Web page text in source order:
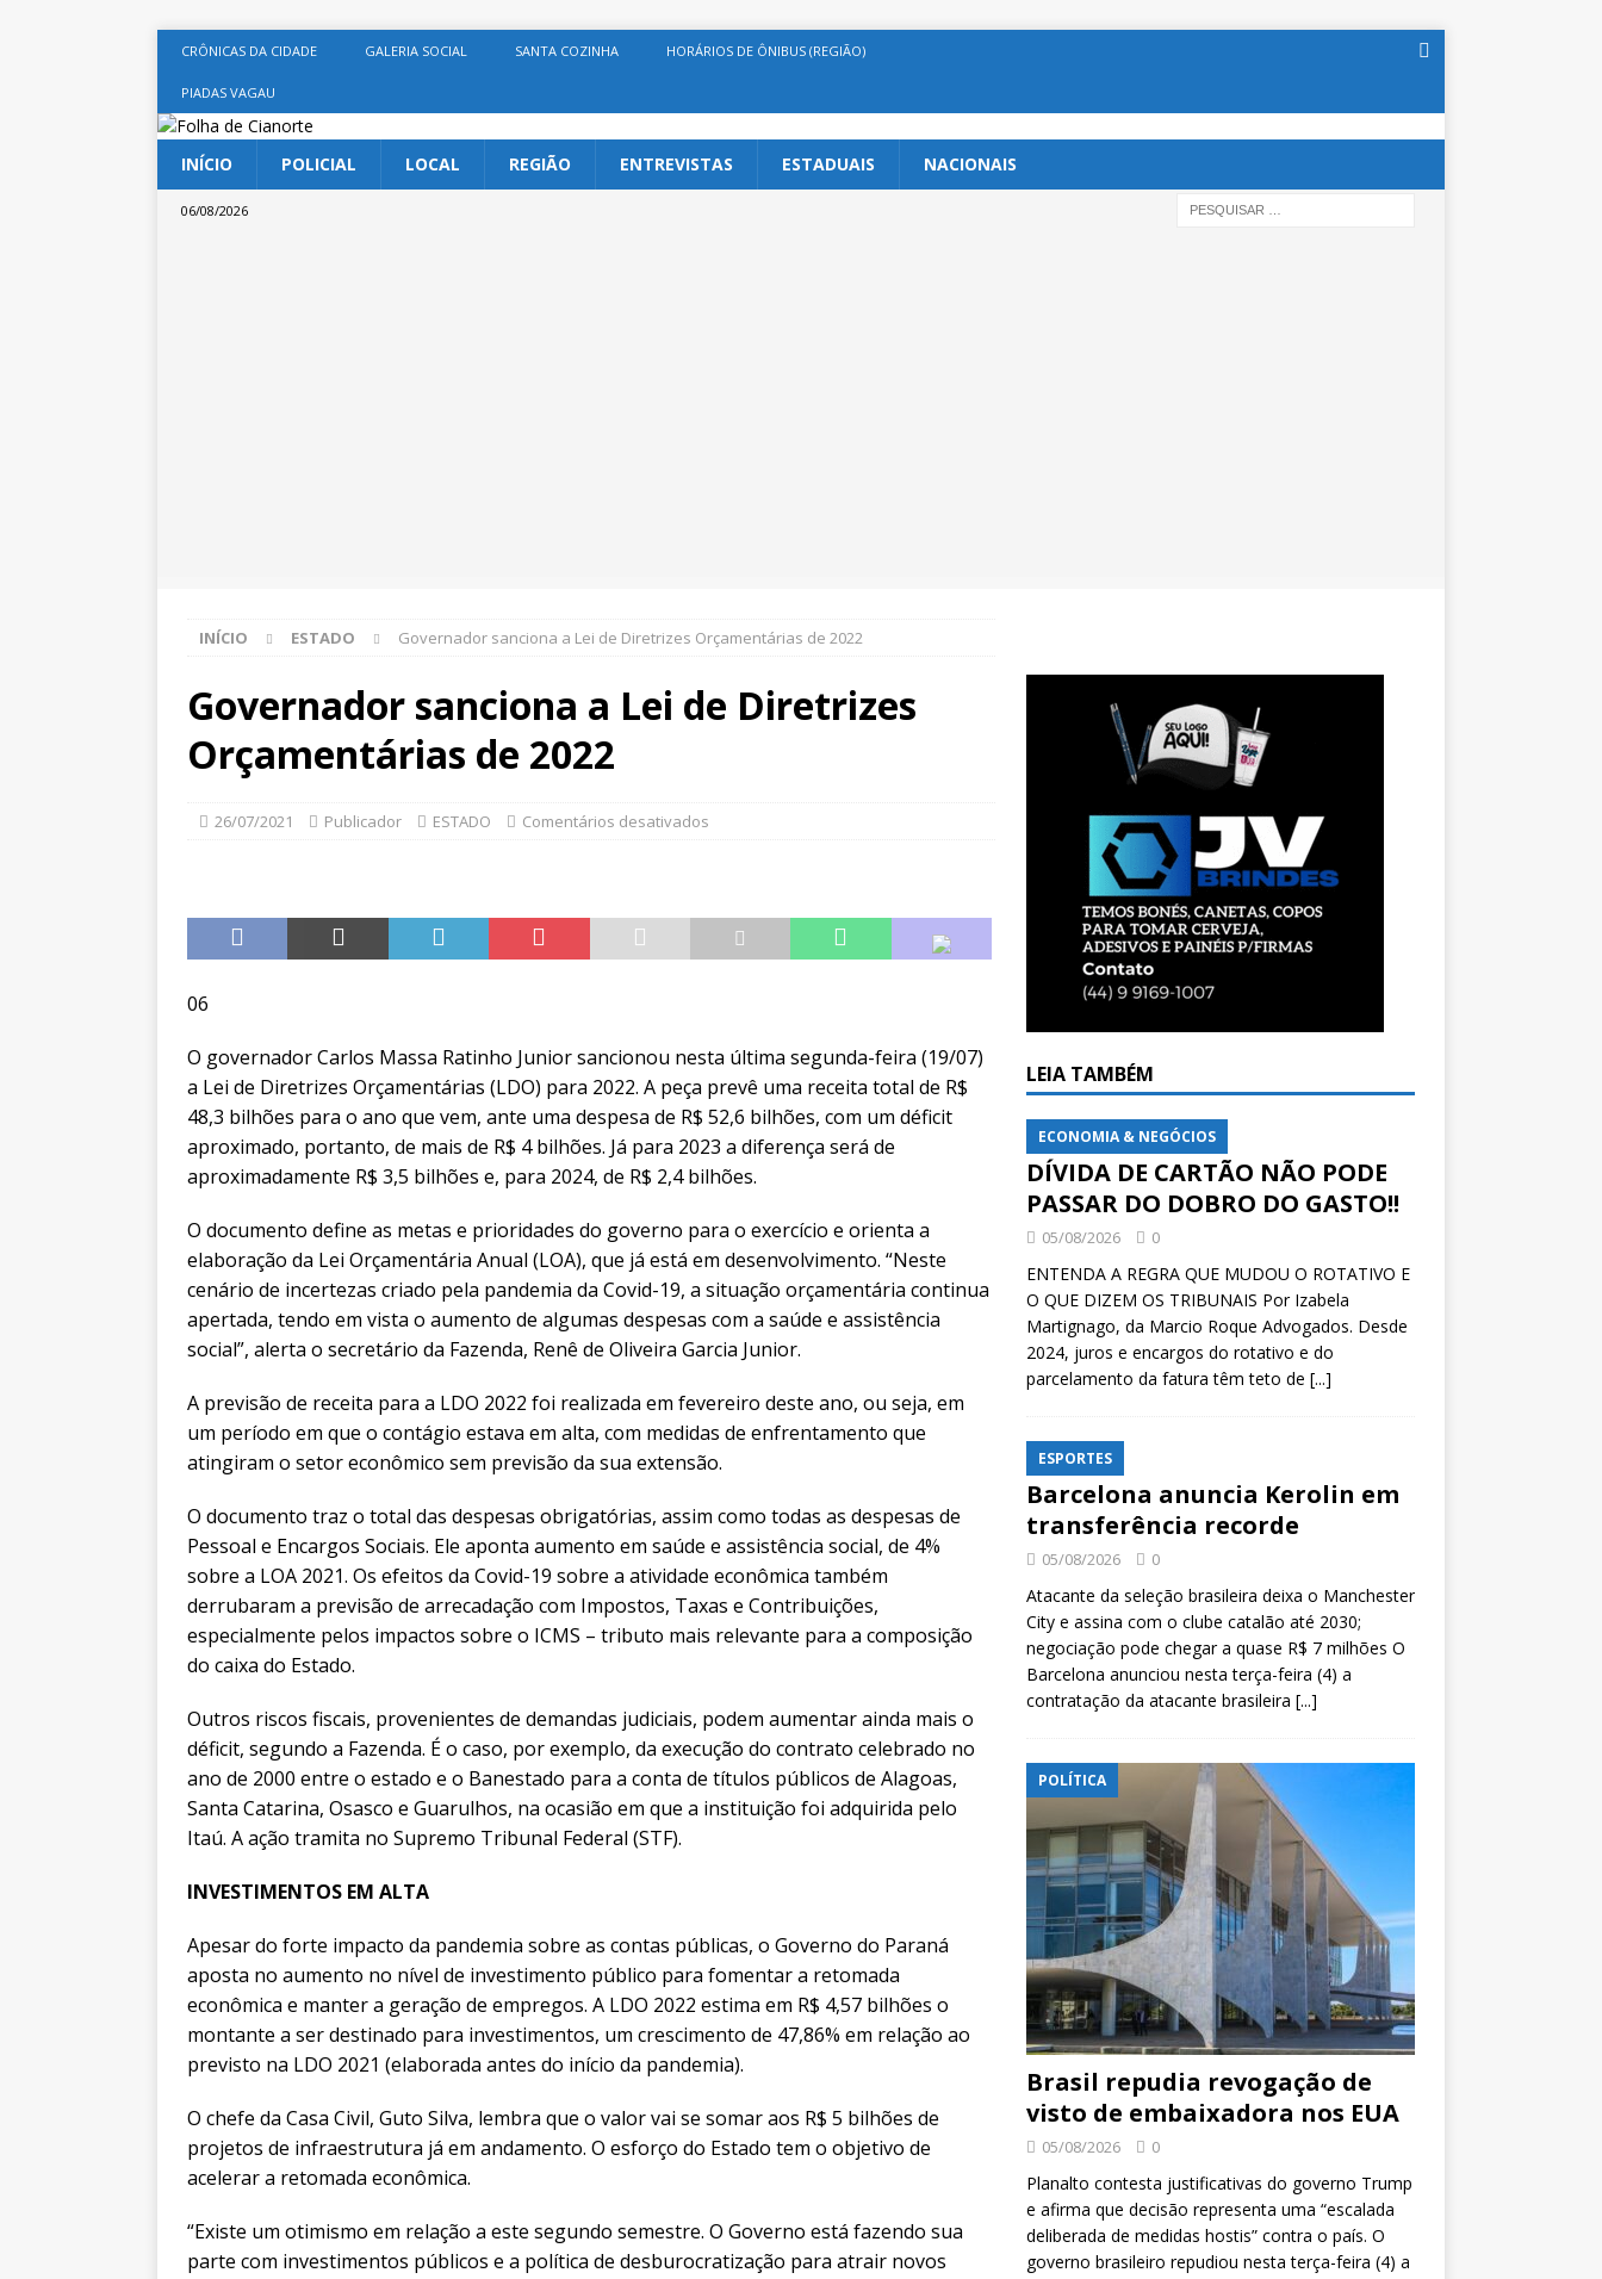
CRÔNICAS DA CIDADE GALERIA SOCIAL SANTA COZINHA HORÁRIOS DE ÔNIBUS (REGIÃO)
PIADAS VAGAU
INÍCIO POLICIAL LOCAL REGIÃO ENTREVISTAS ESTADUAIS NACIONAIS
06/08/2026
INÍCIO ESTADO Governador sanciona a Lei de Diretrizes Orçamentárias de 2022
Governador sanciona a Lei de Diretrizes
Orçamentárias de 2022
26/07/2021 Publicador ESTADO Comentários desativados
06
O governador Carlos Massa Ratinho Junior sancionou nesta última segunda-feira (19/07)
a Lei de Diretrizes Orçamentárias (LDO) para 2022. A peça prevê uma receita total de R$
48,3 bilhões para o ano que vem, ante uma despesa de R$ 52,6 bilhões, com um déficit
aproximado, portanto, de mais de R$ 4 bilhões. Já para 2023 a diferença será de
aproximadamente R$ 3,5 bilhões e, para 2024, de R$ 2,4 bilhões.
O documento define as metas e prioridades do governo para o exercício e orienta a
elaboração da Lei Orçamentária Anual (LOA), que já está em desenvolvimento. “Neste
cenário de incertezas criado pela pandemia da Covid-19, a situação orçamentária continua
apertada, tendo em vista o aumento de algumas despesas com a saúde e assistência
social”, alerta o secretário da Fazenda, Renê de Oliveira Garcia Junior.
A previsão de receita para a LDO 2022 foi realizada em fevereiro deste ano, ou seja, em
um período em que o contágio estava em alta, com medidas de enfrentamento que
atingiram o setor econômico sem previsão da sua extensão.
O documento traz o total das despesas obrigatórias, assim como todas as despesas de
Pessoal e Encargos Sociais. Ele aponta aumento em saúde e assistência social, de 4%
sobre a LOA 2021. Os efeitos da Covid-19 sobre a atividade econômica também
derrubaram a previsão de arrecadação com Impostos, Taxas e Contribuições,
especialmente pelos impactos sobre o ICMS – tributo mais relevante para a composição
do caixa do Estado.
Outros riscos fiscais, provenientes de demandas judiciais, podem aumentar ainda mais o
déficit, segundo a Fazenda. É o caso, por exemplo, da execução do contrato celebrado no
ano de 2000 entre o estado e o Banestado para a conta de títulos públicos de Alagoas,
Santa Catarina, Osasco e Guarulhos, na ocasião em que a instituição foi adquirida pelo
Itaú. A ação tramita no Supremo Tribunal Federal (STF).
INVESTIMENTOS EM ALTA
Apesar do forte impacto da pandemia sobre as contas públicas, o Governo do Paraná
aposta no aumento no nível de investimento público para fomentar a retomada
econômica e manter a geração de empregos. A LDO 2022 estima em R$ 4,57 bilhões o
montante a ser destinado para investimentos, um crescimento de 47,86% em relação ao
previsto na LDO 2021 (elaborada antes do início da pandemia).
O chefe da Casa Civil, Guto Silva, lembra que o valor vai se somar aos R$ 5 bilhões de
projetos de infraestrutura já em andamento. O esforço do Estado tem o objetivo de
acelerar a retomada econômica.
“Existe um otimismo em relação a este segundo semestre. O Governo está fazendo sua
parte com investimentos públicos e a política de desburocratização para atrair novos
LEIA TAMBÉM
ECONOMIA & NEGÓCIOS
DÍVIDA DE CARTÃO NÃO PODE
PASSAR DO DOBRO DO GASTO!!
05/08/2026 0
ENTENDA A REGRA QUE MUDOU O ROTATIVO E
O QUE DIZEM OS TRIBUNAIS Por Izabela
Martignago, da Marcio Roque Advogados. Desde
2024, juros e encargos do rotativo e do
parcelamento da fatura têm teto de [...]
ESPORTES
Barcelona anuncia Kerolin em
transferência recorde
05/08/2026 0
Atacante da seleção brasileira deixa o Manchester
City e assina com o clube catalão até 2030;
negociação pode chegar a quase R$ 7 milhões O
Barcelona anunciou nesta terça-feira (4) a
contratação da atacante brasileira [...]
POLÍTICA
Brasil repudia revogação de
visto de embaixadora nos EUA
05/08/2026 0
Planalto contesta justificativas do governo Trump
e afirma que decisão representa uma “escalada
deliberada de medidas hostis” contra o país. O
governo brasileiro repudiou nesta terça-feira (4) a